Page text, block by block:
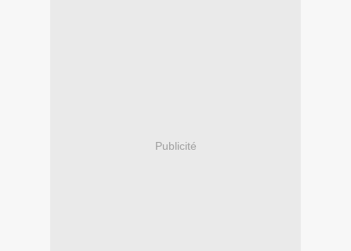
Publicité